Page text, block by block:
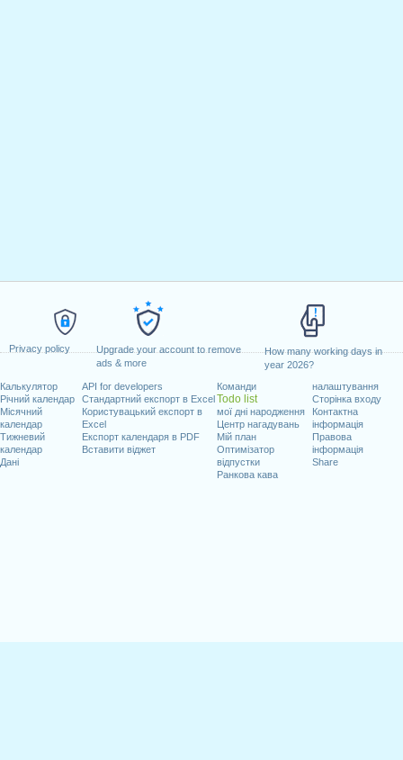
Privacy policy
Upgrade your account to remove
ads & more
How many working days in
year 2026?
Калькулятор
Річний календар
Місячний
календар
Тижневий
календар
Дані
API for developers
Стандартний експорт в Excel
Користувацький експорт в
Excel
Експорт календаря в PDF
Вставити віджет
Команди
Todo list
мої дні народження
Центр нагадувань
Мій план
Оптимізатор
відпустки
Ранкова кава
налаштування
Сторінка входу
Контактна
інформація
Правова
інформація
Share